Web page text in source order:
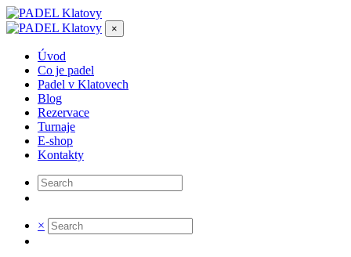
×
Úvod
Co je padel
Padel v Klatovech
Blog
Rezervace
Turnaje
E-shop
Kontakty
×